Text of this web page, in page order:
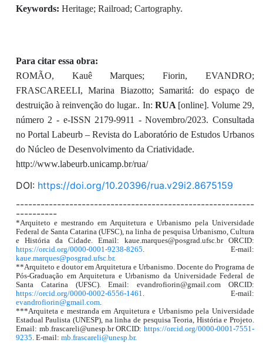
Keywords: Heritage; Railroad; Cartography.
Para citar essa obra:
ROMÃO, Kauê Marques; Fiorin, EVANDRO;
FRASCAREELI, Marina Biazotto; Samaritá: do espaço de
destruição à reinvenção do lugar.. In: RUA [online]. Volume 29,
número 2 - e-ISSN 2179-9911 - Novembro/2023. Consultada
no Portal Labeurb – Revista do Laboratório de Estudos Urbanos
do Núcleo de Desenvolvimento da Criatividade.
http://www.labeurb.unicamp.br/rua/
DOI: https://doi.org/10.20396/rua.v29i2.8675159
----------------------------------------------------------
----------
*Arquiteto e mestrando em Arquitetura e Urbanismo pela Universidade
Federal de Santa Catarina (UFSC), na linha de pesquisa Urbanismo, Cultura
e História da Cidade. Email: kaue.marques@posgrad.ufsc.br ORCID:
https://orcid.org/0000-0001-9238-8265. E-mail:
kaue.marques@posgrad.ufsc.br.
**Arquiteto e doutor em Arquitetura e Urbanismo. Docente do Programa de
Pós-Graduação em Arquitetura e Urbanismo da Universidade Federal de
Santa Catarina (UFSC). Email: evandrofiorin@gmail.com ORCID:
https://orcid.org/0000-0002-6556-1461. E-mail:
evandrofiorin@gmail.com.
***Arquiteta e mestranda em Arquitetura e Urbanismo pela Universidade
Estadual Paulista (UNESP), na linha de pesquisa Teoria, História e Projeto.
Email: mb.frascareli@unesp.br ORCID: https://orcid.org/0000-0001-7551-
9235. E-mail: mb.frascareli@unesp.br.